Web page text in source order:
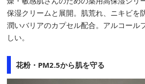
保湿クリームと展開。肌荒れ、ニキビを
潤いバリアのカプセル配合。アルコール
しい。
花粉・PM2.5から肌を守る